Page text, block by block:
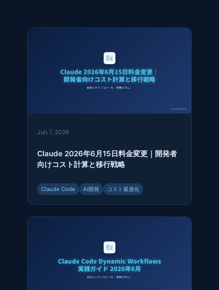
Jun 7, 2026
Claude 2026年6月15日料金変更｜開発者
向けコスト計算と移行戦略
Claude Code AI開発 コスト最適化